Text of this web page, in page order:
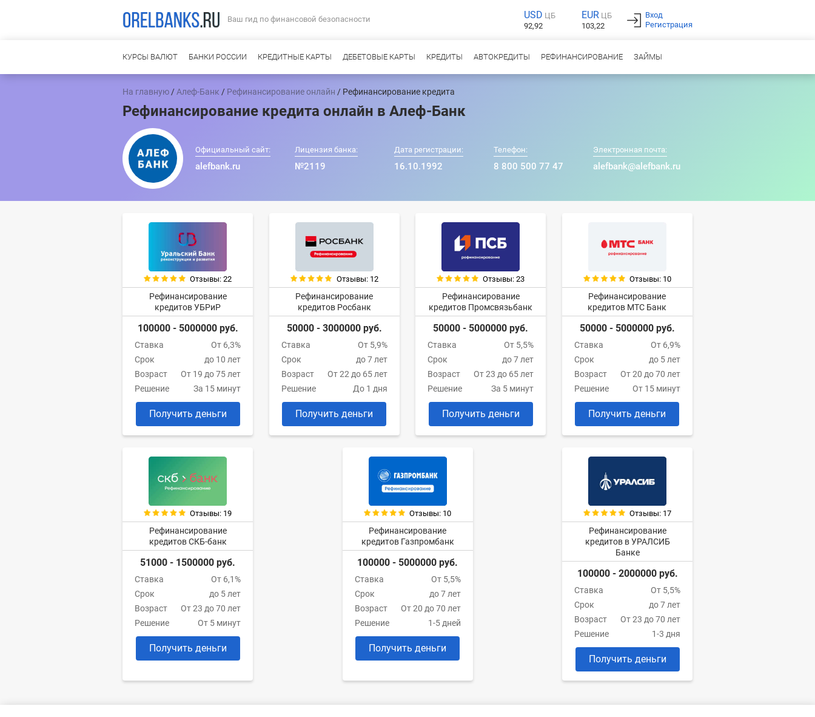
Ваш гид по финансовой безопасности USD ЦБ
92,92
EUR ЦБ
103,22
Вход
Регистрация
КУРСЫ ВАЛЮТ БАНКИ РОССИИ КРЕДИТНЫЕ КАРТЫ ДЕБЕТОВЫЕ КАРТЫ КРЕДИТЫ АВТОКРЕДИТЫ РЕФИНАНСИРОВАНИЕ ЗАЙМЫ
На главную /Алеф-Банк / Рефинансирование онлайн / Рефинансирование кредита
Рефинансирование кредита онлайн в Алеф-Банк
Официальный сайт:
alefbank.ru
Лицензия банка:
№2119
Дата регистрации:
16.10.1992
Телефон:
8 800 500 77 47
Электронная почта:
alefbank@alefbank.ru
Отзывы: 22
Рефинансирование
кредитов УБРиР
100000 - 5000000 руб.
Ставка
От 6,3%
Срок
до 10 лет
Возраст
От 19 до 75 лет
Решение
За 15 минут
Получить деньги
Отзывы: 12
Рефинансирование
кредитов Росбанк
50000 - 3000000 руб.
Ставка
От 5,9%
Срок
до 7 лет
Возраст
От 22 до 65 лет
Решение
До 1 дня
Получить деньги
Отзывы: 23
Рефинансирование
кредитов Промсвязьбанк
50000 - 5000000 руб.
Ставка
От 5,5%
Срок
до 7 лет
Возраст
От 23 до 65 лет
Решение
За 5 минут
Получить деньги
Отзывы: 10
Рефинансирование
кредитов МТС Банк
50000 - 5000000 руб.
Ставка
От 6,9%
Срок
до 5 лет
Возраст
От 20 до 70 лет
Решение
От 15 минут
Получить деньги
Отзывы: 19
Рефинансирование
кредитов СКБ-банк
51000 - 1500000 руб.
Ставка
От 6,1%
Срок
до 5 лет
Возраст
От 23 до 70 лет
Решение
От 5 минут
Получить деньги
Отзывы: 10
Рефинансирование
кредитов Газпромбанк
100000 - 5000000 руб.
Ставка
От 5,5%
Срок
до 7 лет
Возраст
От 20 до 70 лет
Решение
1-5 дней
Получить деньги
Отзывы: 17
Рефинансирование
кредитов в УРАЛСИБ
Банке
100000 - 2000000 руб.
Ставка
От 5,5%
Срок
до 7 лет
Возраст
От 23 до 70 лет
Решение
1-3 дня
Получить деньги